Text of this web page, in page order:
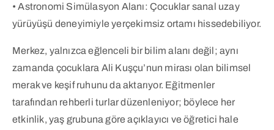
• Astronomi Simülasyon Alanı: Çocuklar sanal uzay
yürüyüşü deneyimiyle yerçekimsiz ortamı hissedebiliyor.
Merkez, yalnızca eğlenceli bir bilim alanı değil; aynı
zamanda çocuklara Ali Kuşçu’nun mirası olan bilimsel
merak ve keşif ruhunu da aktarıyor. Eğitmenler
tarafından rehberli turlar düzenleniyor; böylece her
etkinlik, yaş grubuna göre açıklayıcı ve öğretici hale